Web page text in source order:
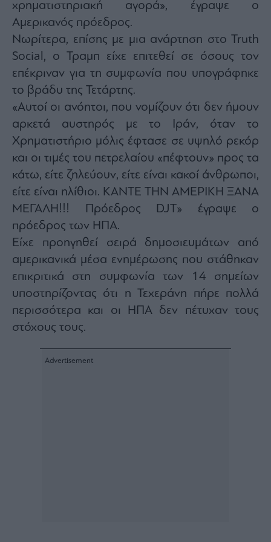
Monocle
Media
Lab
Mononews100
Εγγραφείτε
στο
Newsletter
του
mononews.gr
By
submitting
your
email,
agree
our
Terms
and
Privacy
Notice.
You
χρηματιστηριακή αγορά», έγραψε ο
Αμερικανός πρόεδρος.
Νωρίτερα, επίσης με μια ανάρτηση στο Truth
Social, ο Τραμπ είχε επιτεθεί σε όσους τον
επέκριναν για τη συμφωνία που υπογράφηκε
το βράδυ της Τετάρτης.
«Αυτοί οι ανόητοι, που νομίζουν ότι δεν ήμουν
αρκετά αυστηρός με το Ιράν, όταν το
Χρηματιστήριο μόλις έφτασε σε υψηλό ρεκόρ
και οι τιμές του πετρελαίου «πέφτουν» προς τα
κάτω, είτε ζηλεύουν, είτε είναι κακοί άνθρωποι,
είτε είναι ηλίθιοι. ΚΑΝΤΕ ΤΗΝ ΑΜΕΡΙΚΗ ΞΑΝΑ
ΜΕΓΑΛΗ!!! Πρόεδρος DJT» έγραψε ο
πρόεδρος των ΗΠΑ.
Είχε προηγηθεί σειρά δημοσιευμάτων από
αμερικανικά μέσα ενημέρωσης που στάθηκαν
επικριτικά στη συμφωνία των 14 σημείων
υποστηρίζοντας ότι η Τεχεράνη πήρε πολλά
περισσότερα και οι ΗΠΑ δεν πέτυχαν τους
στόχους τους.